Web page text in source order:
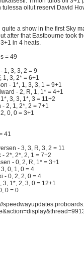
tulessa ollut reservi David
quite a show in the first Sky
after that Eastbourne took
in 4 heats.
= 49
1, 3, 3, 2 = 9
1, 3, 2* = 6+1
- 1*, 1, 3, 3, 1 = 9+1
- 2, R, 1, 1* = 4+1
3, 3, 1*, 3 = 11+2
2, 1, 2*, 2 = 7+1
0, 0 = 3+1
41
- 3, 3, R, 3, 2 = 11
2*, 2*, 2, 1 = 7+2
- 0, 2, R, 1* = 3+1
0, 1, 0 = 4
- 0, 2, 2, 0 = 4
3, 1*, 2, 3, 0 = 12+1
0 = 0